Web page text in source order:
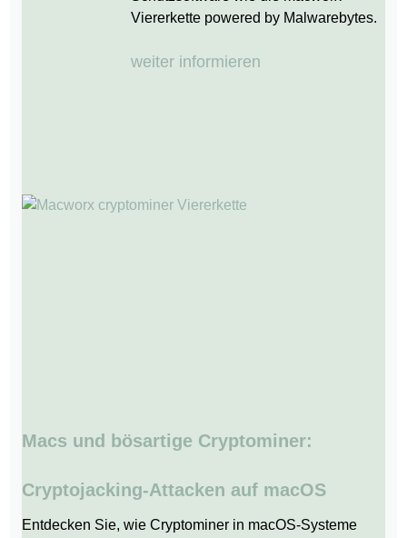
Viererkette powered by Malwarebytes.
weiter informieren
Macs und bösartige Cryptominer:
Cryptojacking-Attacken auf macOS
Entdecken Sie, wie Cryptominer in macOS-Systeme